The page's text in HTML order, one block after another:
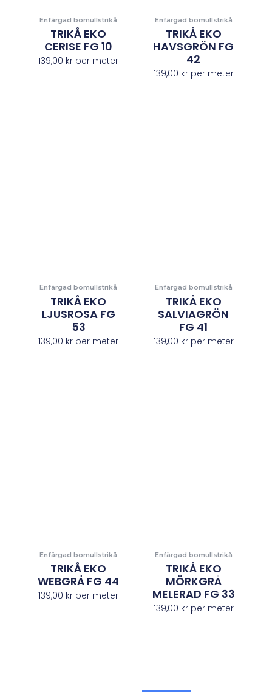
Enfärgad bomullstrikå
TRIKÅ EKO
CERISE FG 10
139,00 kr per meter
Enfärgad bomullstrikå
TRIKÅ EKO
HAVSGRÖN FG
42
139,00 krper meter
Enfärgad bomullstrikå
TRIKÅ EKO
LJUSROSA FG
53
139,00 kr per meter
Enfärgad bomullstrikå
TRIKÅ EKO
SALVIAGRÖN
FG 41
139,00 krper meter
Enfärgad bomullstrikå
TRIKÅ EKO
WEBGRÅ FG 44
139,00 kr per meter
Enfärgad bomullstrikå
TRIKÅ EKO
MÖRKGRÅ
MELERAD FG 33
139,00 krper meter